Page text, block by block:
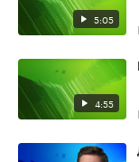
5:05
4:55